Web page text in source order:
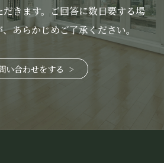
きます。
ご回答に数日要する場
あらかじめご了承ください。
い合わせをする